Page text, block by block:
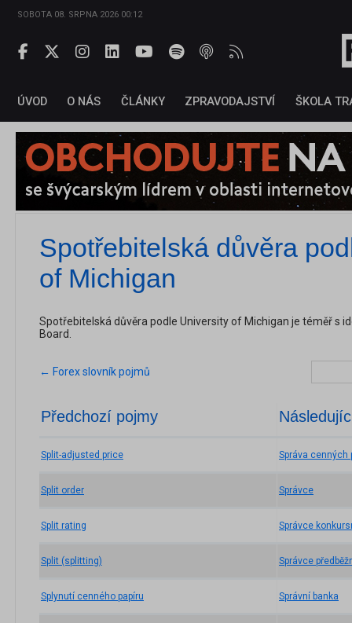
SOBOTA 08. SRPNA 2026 00:12
ÚVOD O NÁS ČLÁNKY ZPRAVODAJSTVÍ ŠKOLA
Spotřebitelská důvěra
of Michigan
Spotřebitelská důvěra podle University of Michigan je téměř s
Board.
← Forex slovník pojmů
Předchozí pojmy
Split-adjusted price
Split order
Split rating
Split (splitting)
Splynutí cenného papíru
Správa cenných
Správce
Správce
Správce
Správní banka